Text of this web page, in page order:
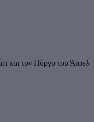
και τον Πύργο του Άιφελ